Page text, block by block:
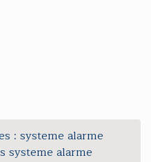
: systeme alarme
systeme alarme